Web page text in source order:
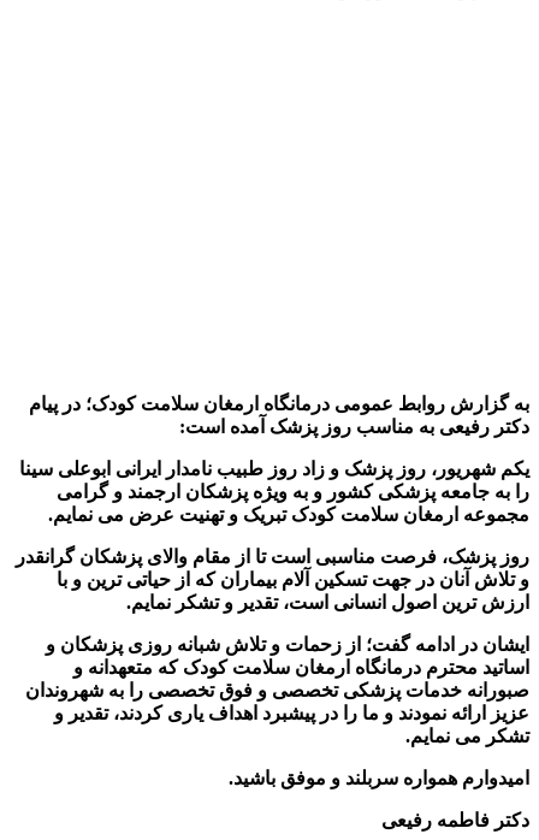
به گزارش روابط عمومی درمانگاه ارمغان سلامت کودک؛ در پیام
دکتر رفیعی به مناسب روز پزشک آمده است:
یکم شهریور، روز پزشک و زاد روز طبیب نامدار ایرانی ابوعلی سینا
را به جامعه پزشکی کشور و به ویژه پزشکان ارجمند و گرامی
مجموعه ارمغان سلامت کودک تبریک و تهنیت عرض می نمایم.
روز پزشک، فرصت مناسبی است تا از مقام والای پزشکان گرانقدر
و تلاش آنان در جهت تسکین آلام بیماران که از حیاتی ترین و با
ارزش ترین اصول انسانی است، تقدیر و تشکر نمایم.
ایشان در ادامه گفت؛ از زحمات و تلاش شبانه روزی پزشکان و
اساتید محترم درمانگاه ارمغان سلامت کودک که متعهدانه و
صبورانه خدمات پزشکی تخصصی و فوق تخصصی را به شهروندان
عزیز ارائه نمودند و ما را در پیشبرد اهداف یاری کردند، تقدیر و
تشکر می نمایم.
امیدوارم همواره سربلند و موفق باشید.
دکتر فاطمه رفیعی